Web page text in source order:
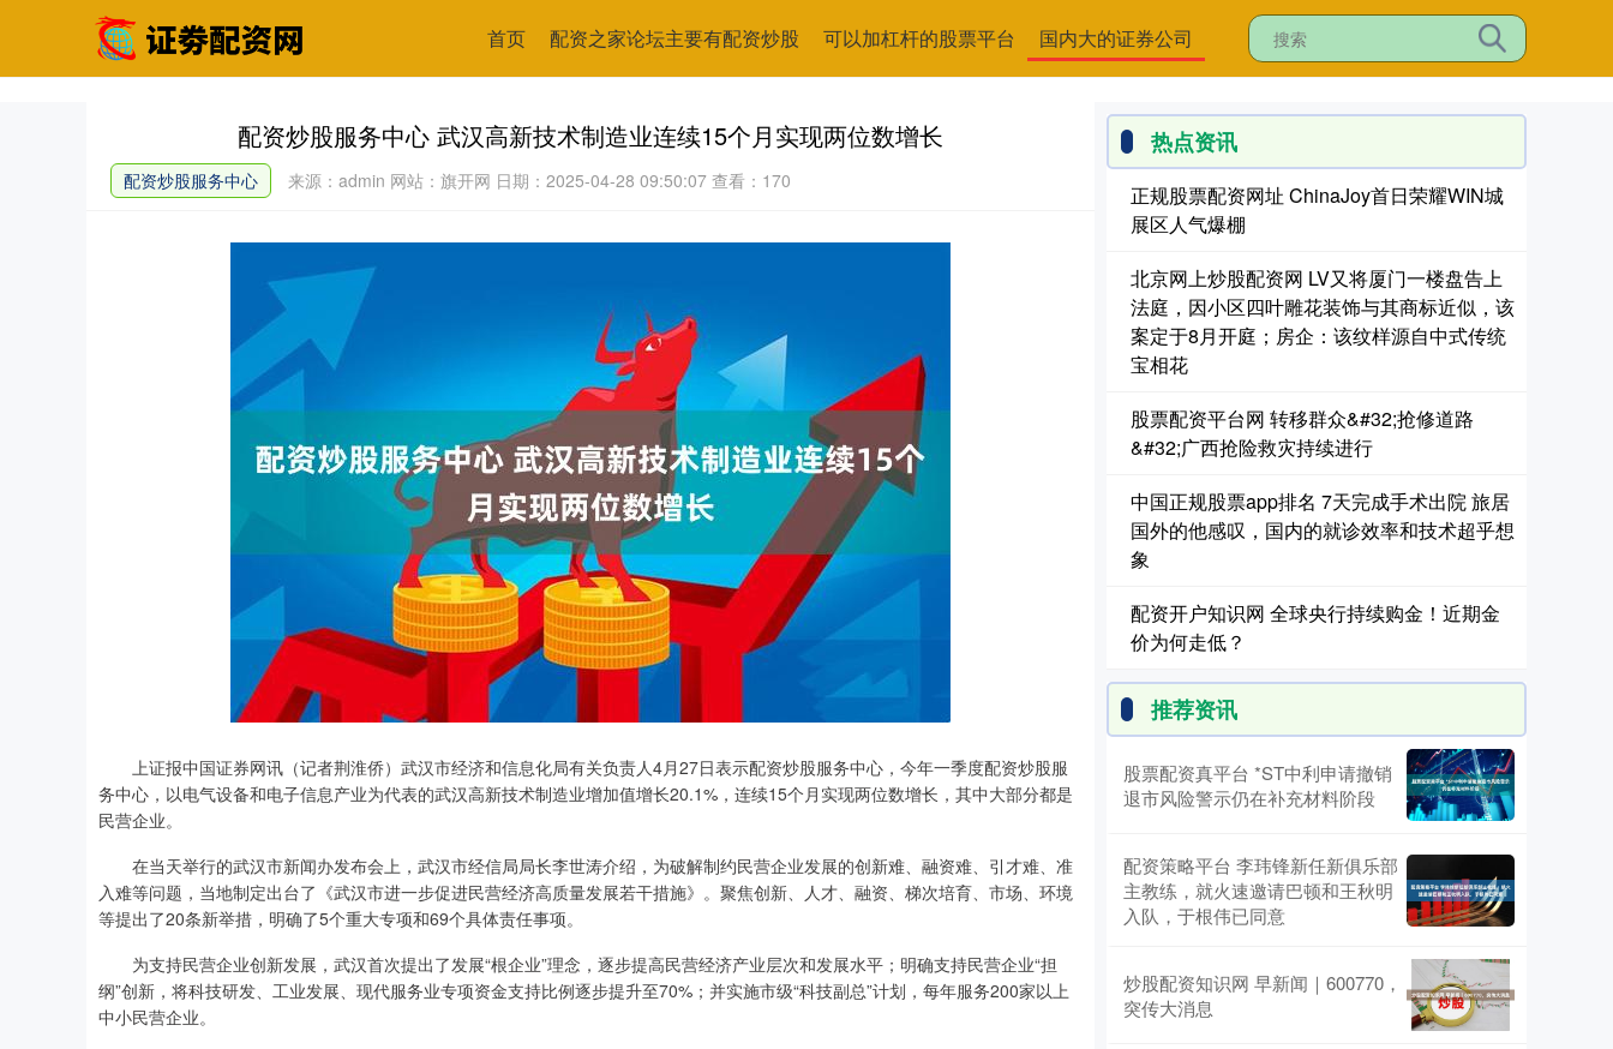
首页 配资之家论坛主要有配资炒股 可以加杠杆的股票平台 国内大的证券公司
配资炒股服务中心 武汉高新技术制造业连续15个月实现两位数增长
配资炒股服务中心 来源：admin 网站：旗开网 日期：2025-04-28 09:50:07 查看：170
上证报中国证券网讯（记者荆淮侨）武汉市经济和信息化局有关负责人4月27日表示配资炒股服务中心，今年一季度配资炒股服
务中心，以电气设备和电子信息产业为代表的武汉高新技术制造业增加值增长20.1%，连续15个月实现两位数增长，其中大部分都是
民营企业。
在当天举行的武汉市新闻办发布会上，武汉市经信局局长李世涛介绍，为破解制约民营企业发展的创新难、融资难、引才难、准
入难等问题，当地制定出台了《武汉市进一步促进民营经济高质量发展若干措施》。聚焦创新、人才、融资、梯次培育、市场、环境
等提出了20条新举措，明确了5个重大专项和69个具体责任事项。
为支持民营企业创新发展，武汉首次提出了发展“根企业”理念，逐步提高民营经济产业层次和发展水平；明确支持民营企业“担
纲”创新，将科技研发、工业发展、现代服务业专项资金支持比例逐步提升至70%；并实施市级“科技副总”计划，每年服务200家以上
中小民营企业。
热点资讯
正规股票配资网址 ChinaJoy首日荣耀WIN城
展区人气爆棚
北京网上炒股配资网 LV又将厦门一楼盘告上
法庭，因小区四叶雕花装饰与其商标近似，该
案定于8月开庭；房企：该纹样源自中式传统
宝相花
股票配资平台网 转移群众&#32;抢修道路
&#32;广西抢险救灾持续进行
中国正规股票app排名 7天完成手术出院 旅居
国外的他感叹，国内的就诊效率和技术超乎想
象
配资开户知识网 全球央行持续购金！近期金
价为何走低？
推荐资讯
股票配资真平台 *ST中利申请撤销
退市风险警示仍在补充材料阶段
配资策略平台 李玮锋新任新俱乐部
主教练，就火速邀请巴顿和王秋明
入队，于根伟已同意
炒股配资知识网 早新闻｜600770，
突传大消息